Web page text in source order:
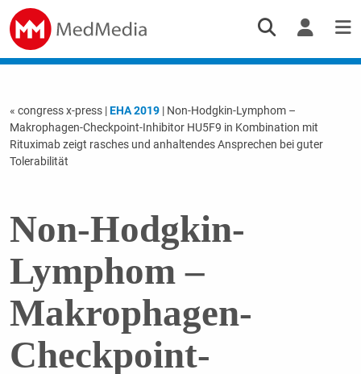
« congress x-press |EHA 2019| Non-Hodgkin-Lymphom –
Makrophagen-Checkpoint-Inhibitor HU5F9 in Kombination mit
Rituximab zeigt rasches und anhaltendes Ansprechen bei guter
Tolerabilität
Non-Hodgkin-
Lymphom –
Makrophagen-
Checkpoint-